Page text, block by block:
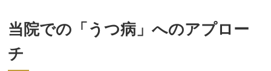
当院での「うつ病」へのアプロー
チ